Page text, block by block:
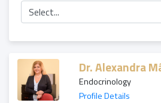
Select...
Dr. Alexandra
Endocrinology
Profile Details